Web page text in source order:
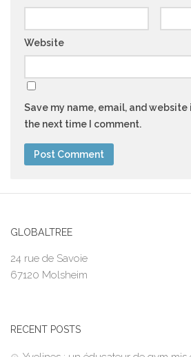
Website
Save my name, email, and
the next time I comment.
GLOBALTREE
24 rue de Savoie
67120 Molsheim
RECENT POSTS